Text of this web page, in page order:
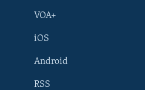
VOA+
iOS
Android
RSS